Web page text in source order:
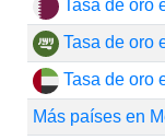
Tasa de oro
Tasa de oro
Tasa de oro
Más países en